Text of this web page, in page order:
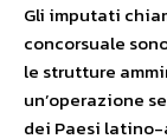
Gli imputati
concorsuale
le strutture
un’operazione
dei Paesi